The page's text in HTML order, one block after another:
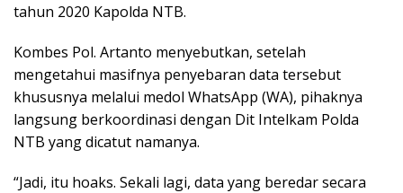
tahun 2020 Kapolda NTB.
Kombes Pol. Artanto menyebutkan, setelah
mengetahui masifnya penyebaran data tersebut
khususnya melalui medol WhatsApp (WA), pihaknya
langsung berkoordinasi dengan Dit Intelkam Polda
NTB yang dicatut namanya.
“Jadi, itu hoaks. Sekali lagi, data yang beredar secara